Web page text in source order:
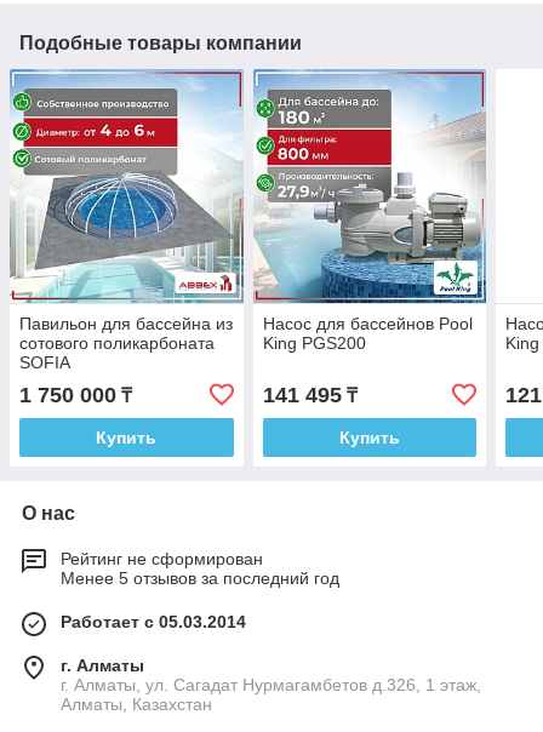
Подобные товары компании
Павильон для бассейна из
сотового поликарбоната
SOFIA
1 750 000 ₸
Купить
Насос для бассейнов Pool
King PGS200
141 495₸
Купить
О нас
Рейтинг не сформирован
Менее 5 отзывов за последний год
Работает с 05.03.2014
г. Алматы
г. Алматы, ул. Сагадат Нурмагамбетов д.326, 1 этаж,
Алматы, Казахстан